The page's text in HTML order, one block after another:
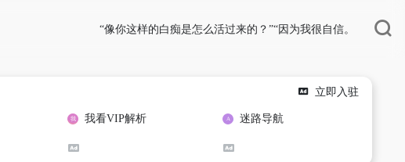
“像你这样的白痴是怎么活过来的？”“因为我很自信。
立即入驻
我看VIP解析 迷路导航